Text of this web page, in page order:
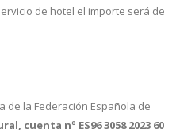
de hotel el importe será de
de la Federación Española de
cuenta nº ES96 3058 2023 60